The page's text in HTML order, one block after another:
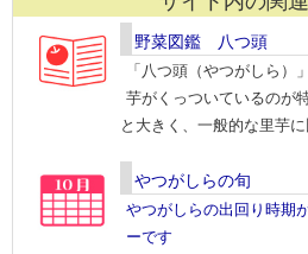
野菜図鑑 八つ頭
「八つ頭（やつがしら
芋がくっついているのが
と大きく、一般的な里芋
やつがしらの旬
やつがしらの出回り時期
ーです